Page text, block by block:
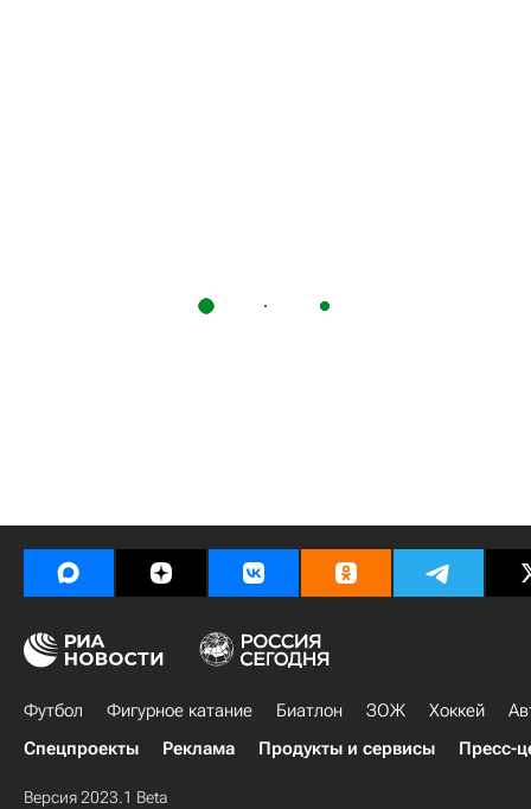
Футбол Фигурное катание Биатлон ЗОЖ Хоккей
Спецпроекты
Реклама Продукты и сервисы Пресс-
Версия 2023.1 Beta